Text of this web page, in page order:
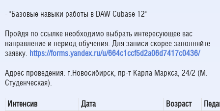
- "Базовые навыки работы в DAW Cubase 12"
Пройдя по ссылке необходимо выбрать интересующее вас
направление и период обучения. Для записи скорее заполняйте
заявку. https://forms.yandex.ru/u/664c1ccf5d2a06d7417c0436/
Адрес проведения: г.Новосибирск, пр-т Карла Маркса, 24/2 (М.
Студенческая).
Интенсив Дата Возраст